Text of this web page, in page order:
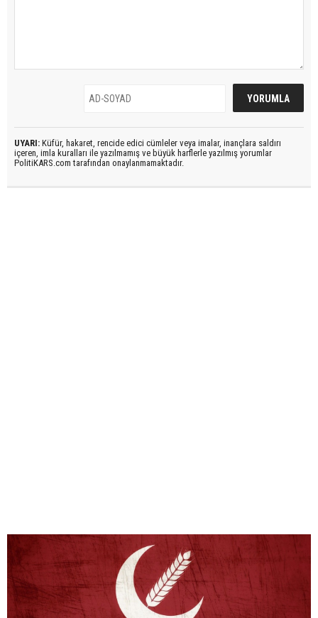
UYARI: Küfür, hakaret, rencide edici cümleler veya imalar, inançlara saldırı
içeren, imla kuralları ile yazılmamış ve büyük harflerle yazılmış yorumlar
PolitiKARS.com tarafından onaylanmamaktadır.